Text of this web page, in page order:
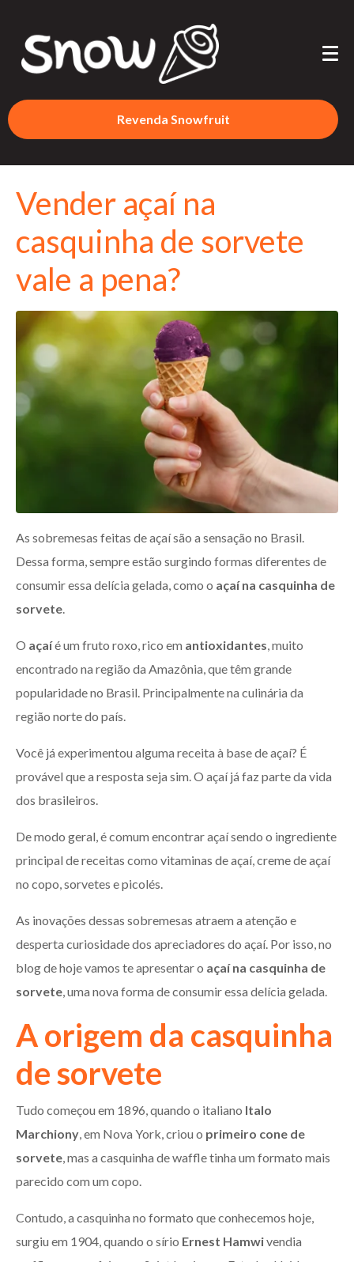
Revenda Snowfruit
Vender açaí na
casquinha de sorvete
vale a pena?
As sobremesas feitas de açaí são a sensação no Brasil.
Dessa forma, sempre estão surgindo formas diferentes de
consumir essa delícia gelada, como o açaí na casquinha de
sorvete
O açaíé um fruto roxo, rico em antioxidantes , muito
encontrado na região da Amazônia, que têm grande
popularidade no Brasil. Principalmente na culinária da
região norte do país.
Você já experimentou alguma receita à base de açaí? É
provável que a resposta seja sim. O açaí já faz parte da vida
dos brasileiros.
De modo geral, é comum encontrar açaí sendo o ingrediente
principal de receitas como vitaminas de açaí, creme de açaí
no copo, sorvetes e picolés.
As inovações dessas sobremesas atraem a atenção e
desperta curiosidade dos apreciadores do açaí. Por isso, no
blog de hoje vamos te apresentar o açaí na casquinha de
sorvete , uma nova forma de consumir essa delícia gelada.
A origem da casquinha
de sorvete
Tudo começou em 1896, quando o italiano Italo
Marchiony , em Nova York, criou o primeiro cone de
sorvete , mas a casquinha de waffle tinha um formato mais
parecido com um copo.
Contudo, a casquinha no formato que conhecemos hoje,
surgiu em 1904, quando o sírio Ernest Hamwivendia